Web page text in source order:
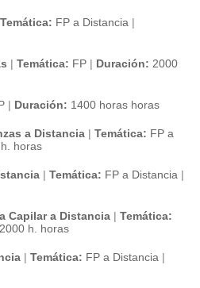
Temática: FP a Distancia |
| Temática: FP | Duración: 2000
| Duración: 1400 horas horas
a Distancia | Temática: FP a
horas
| Temática: FP a Distancia |
Capilar a Distancia | Temática:
2000 h. horas
| Temática: FP a Distancia |